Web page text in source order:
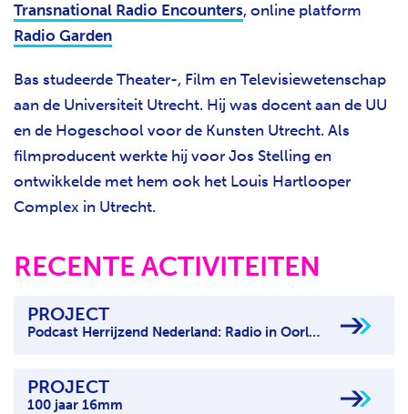
Transnational Radio Encounters, online platform
Radio Garden
Bas studeerde Theater-, Film en Televisiewetenschap
aan de Universiteit Utrecht. Hij was docent aan de UU
en de Hogeschool voor de Kunsten Utrecht. Als
filmproducent werkte hij voor Jos Stelling en
ontwikkelde met hem ook het Louis Hartlooper
Complex in Utrecht.
RECENTE ACTIVITEITEN
PROJECT
Podcast Herrijzend Nederland: Radio in Oorlogstijd
PROJECT
100 jaar 16mm